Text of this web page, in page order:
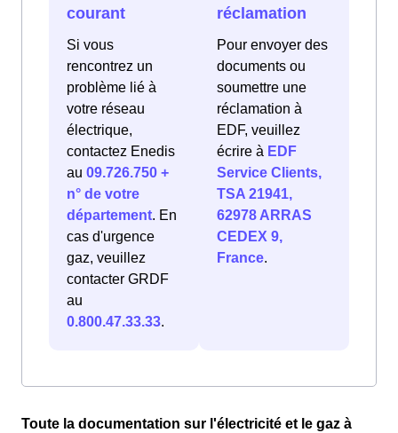
courant
Si vous
rencontrez un
problème lié à
votre réseau
électrique,
contactez Enedis
au 09.726.750 +
n° de votre
département. En
cas d'urgence
gaz, veuillez
contacter GRDF
au
0.800.47.33.33.
réclamation
Pour envoyer des
documents ou
soumettre une
réclamation à
EDF, veuillez
écrire à EDF
Service Clients,
TSA 21941,
62978 ARRAS
CEDEX 9,
France.
Toute la documentation sur l'électricité et le gaz à